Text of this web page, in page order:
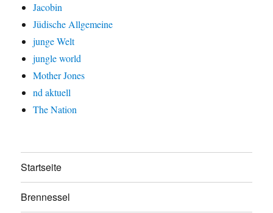
Jacobin
Jüdische Allgemeine
junge Welt
jungle world
Mother Jones
nd aktuell
The Nation
Startseite
Brennessel